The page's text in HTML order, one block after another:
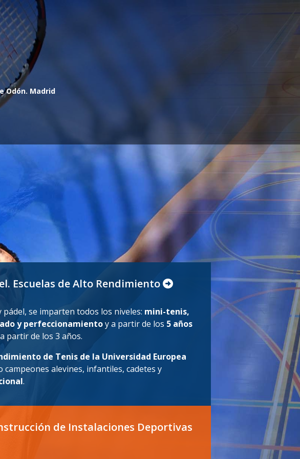
Odón. Madrid
Escuelas de Alto Rendimiento
se imparten todos los niveles: mini-tenis,
y perfeccionamientoy a partir de los 5 años
partir de los 3 años.
de Tenis de la Universidad Europea
campeones alevines, infantiles, cadetes y
.
de Instalaciones Deportivas